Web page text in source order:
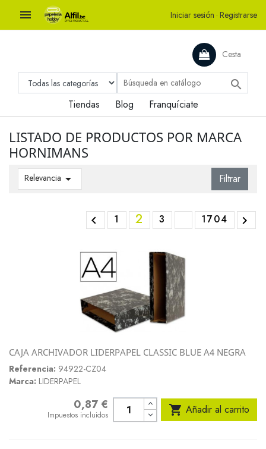
 Iniciar sesión · Registrarse
Cesta

Tiendas Blog Franquíciate
LISTADO DE PRODUCTOS POR MARCA
HORNIMANS
Relevancia  Filtrar
 1 2 3 1704 
CAJA ARCHIVADOR LIDERPAPEL CLASSIC BLUE A4 NEGRA
Referencia: 94922-CZ04
Marca: LIDERPAPEL
0,87 €
Impuestos incluidos  Añadir al carrito